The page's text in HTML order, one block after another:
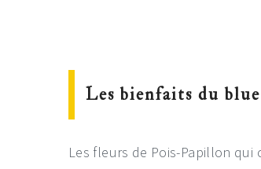
Les bienfaits du
Les fleurs de Pois-Papillon